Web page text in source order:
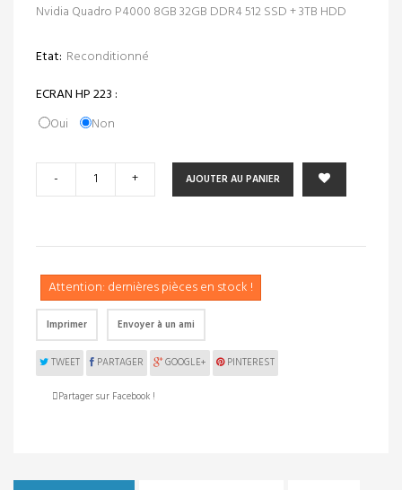
Nvidia Quadro P4000 8GB 32GB DDR4 512 SSD + 3TB HDD
Etat: Reconditionné
ECRAN HP 223 :
Oui
Non
- + AJOUTER AU PANIER
Attention: dernières pièces en stock !
Imprimer Envoyer à un ami
TWEET PARTAGER GOOGLE+ PINTEREST
Partager sur Facebook !